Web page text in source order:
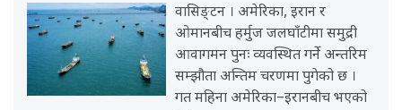
वासिङ्टन । अमेरिका, इरान र
ओमानबीच हर्मुज जलघाँटीमा समुद्री
आवागमन पुनः व्यवस्थित गर्ने अन्तरिम
सम्झौता अन्तिम चरणमा पुगेको छ ।
गत महिना अमेरिका–इरानबीच भएको